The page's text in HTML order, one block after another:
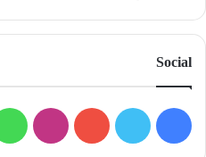
Social
فيسبوك
تويتر يوتيوب